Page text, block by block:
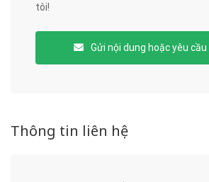
tôi!
Gửi nội dung hoặc yêu cầu
Thông tin liên hệ